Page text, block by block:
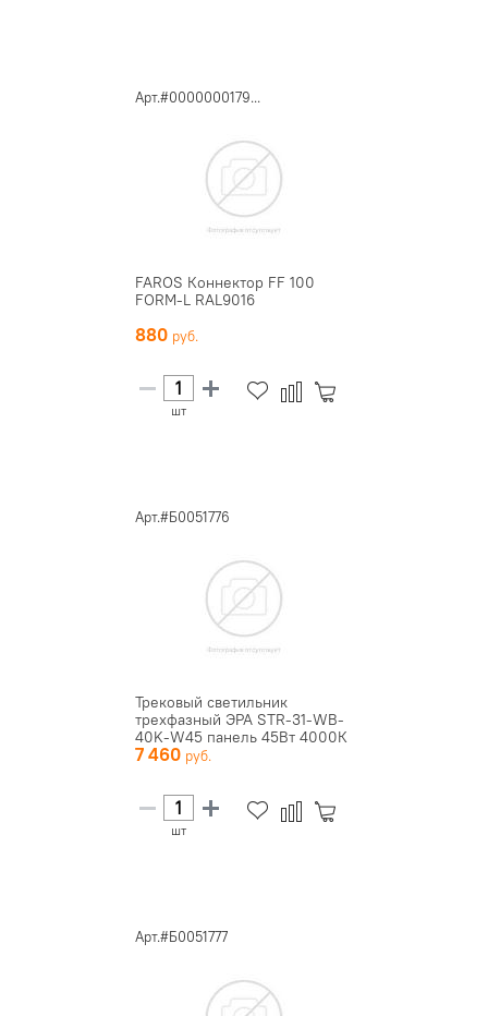
Арт.#0000000179...
FAROS Коннектор FF 100
FORM-L RAL9016
880
шт
Арт.#Б0051776
Трековый светильник
трехфазный ЭРА STR-31-WB-
40K-W45 панель 45Вт 4000К
4000...
7 460
шт
Арт.#Б0051777